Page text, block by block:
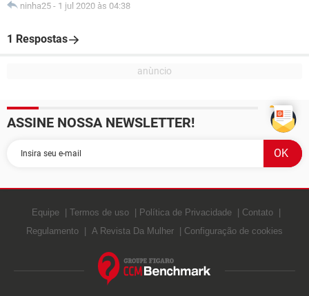
ninha25 - 1 jul 2020 às 04:38
1 Respostas
ASSINE NOSSA NEWSLETTER!
Equipe Termos de uso Política de Privacidade
Contato
Regulamento
A Revista Da Mulher Configuração de cookies